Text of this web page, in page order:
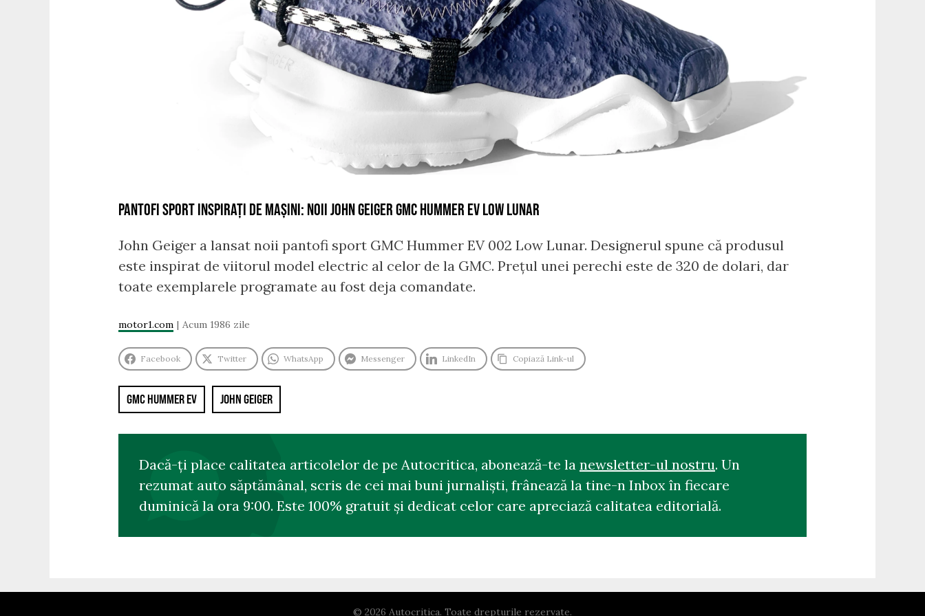
PANTOFI SPORT INSPIRAȚI DE MAȘINI: NOII JOHN GEIGER GMC HUMMER EV LOW LUNAR
John Geiger a lansat noii pantofi sport GMC Hummer EV 002 Low Lunar. Designerul spune că produsul
este inspirat de viitorul model electric al celor de la GMC. Prețul unei perechi este de 320 de dolari, dar
toate exemplarele programate au fost deja comandate.
motor1.com Acum 1986 zile
Facebook Twitter WhatsApp Messenger LinkedIn Copiază Link-ul
GMC HUMMER EV JOHN GEIGER
Dacă-ți place calitatea articolelor de pe Autocritica, abonează-te la newsletter-ul nostru. Un
rezumat auto săptămânal, scris de cei mai buni jurnaliști, frânează la tine-n Inbox în fiecare
duminică la ora 9:00. Este 100% gratuit și dedicat celor care apreciază calitatea editorială.
© 2026 Autocritica. Toate drepturile rezervate.